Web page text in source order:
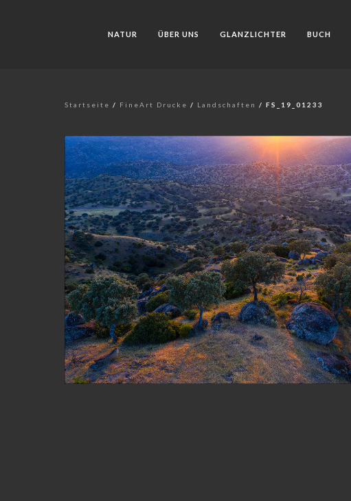
NATUR ÜBER UNS GLANZLICHTER BUCH
Startseite / FineArt Drucke / Landschaften / FS_19_01233